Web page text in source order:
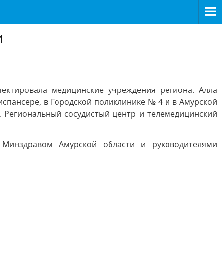
медицинские учреждения региона. Алла
в Городской поликлинике № 4 и в Амурской
сосудистый центр и телемедицинский
Амурской области и руководителями